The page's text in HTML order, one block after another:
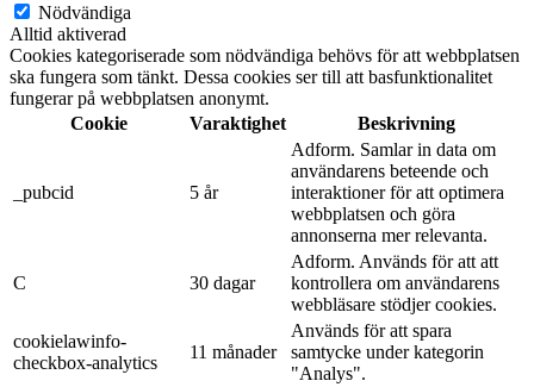
Nödvändiga
Alltid aktiverad
Cookies kategoriserade som nödvändiga behövs för att webbplatsen
ska fungera som tänkt. Dessa cookies ser till att basfunktionalitet
fungerar på webbplatsen anonymt.
Cookie
Varaktighet Beskrivning
_pubcid 5 år
Adform. Samlar in data om
användarens beteende och
interaktioner för att optimera
webbplatsen och göra
annonserna mer relevanta.
C 30 dagar
Adform. Används för att att
kontrollera om användarens
webbläsare stödjer cookies.
cookielawinfo-
checkbox-analytics
11 månader
Används för att spara
samtycke under kategorin
"Analys".